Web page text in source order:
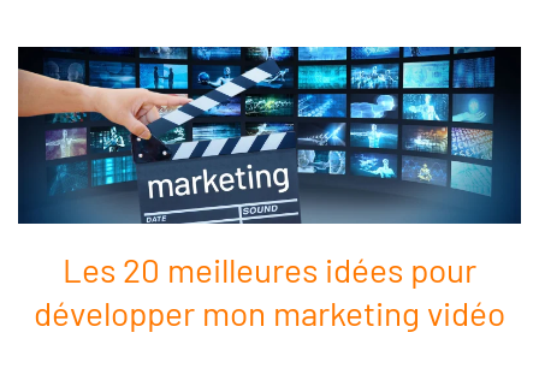
Les 20 meilleures idées pour
développer mon marketing vidéo